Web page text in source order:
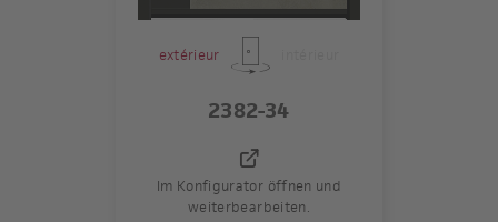
extérieur
2382-34
Im Konfigurator öffnen und
weiterbearbeiten.